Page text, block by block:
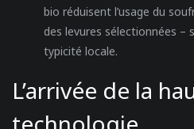
bio réduisent l’usage du
des levures sélectionnées –
typicité locale.
L’arrivée de la